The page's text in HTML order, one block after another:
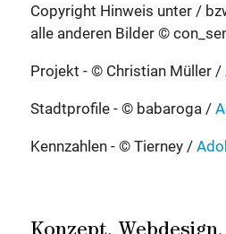
Copyright Hinweis unter /
alle anderen Bilder ©
Projekt - © Christian Müller /
Stadtprofile - © babaroga /
Kennzahlen - © Tierney /